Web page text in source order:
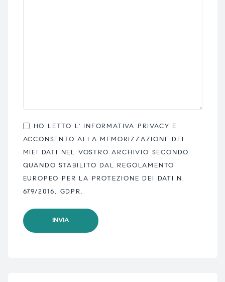
HO LETTO L' INFORMATIVA PRIVACY E
ACCONSENTO ALLA MEMORIZZAZIONE DEI
MIEI DATI NEL VOSTRO ARCHIVIO SECONDO
QUANDO STABILITO DAL REGOLAMENTO
EUROPEO PER LA PROTEZIONE DEI DATI N.
679/2016, GDPR.